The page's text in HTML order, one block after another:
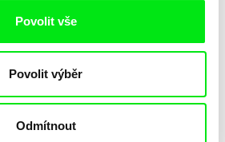
Povolit vše
Povolit výběr
Odmítnout
Herec: Ivan Mistrík